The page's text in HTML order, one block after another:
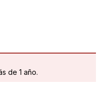
de 1 año.